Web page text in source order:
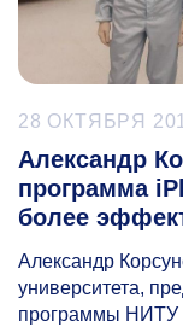
28 ОКТЯБРЯ
Александр
программа
более
Александр
университета,
программы